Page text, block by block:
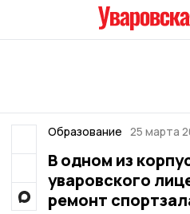
Образование 25 марта
В одном из
уваровского
ремонт